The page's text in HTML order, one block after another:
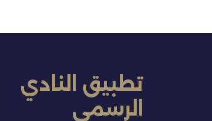
تطبيق النادي
الرسمي